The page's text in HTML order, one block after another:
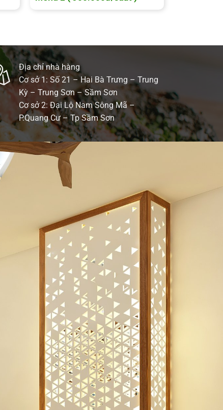
Địa chỉ nhà hàng
Cơ sở 1: Số 21 – Hai Bà Trưng – Trung
Kỳ – Trung Sơn – Sầm Sơn
Cơ sở 2: Đại Lộ Nam Sông Mã –
P.Quang Cư – Tp Sầm Sơn